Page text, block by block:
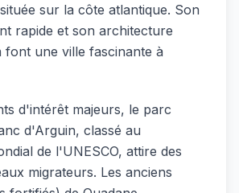
sur la côte atlantique. Son
rapide et son architecture
font une ville fascinante à
d'intérêt majeurs, le parc
d'Arguin, classé au
de l'UNESCO, attire des
migrateurs. Les anciens